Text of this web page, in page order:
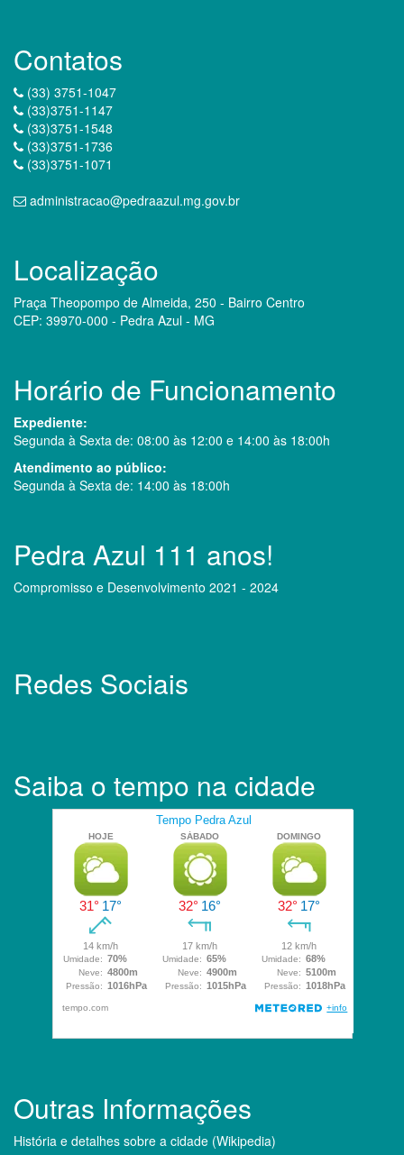
Contatos
(33) 3751-1047
(33)3751-1147
(33)3751-1548
(33)3751-1736
(33)3751-1071
administracao@pedraazul.mg.gov.br
Localização
Praça Theopompo de Almeida, 250 - Bairro Centro
CEP: 39970-000 - Pedra Azul - MG
Horário de Funcionamento
Expediente:
Segunda à Sexta de: 08:00 às 12:00 e 14:00 às 18:00h
Atendimento ao público:
Segunda à Sexta de: 14:00 às 18:00h
Pedra Azul 111 anos!
Compromisso e Desenvolvimento 2021 - 2024
Redes Sociais
Saiba o tempo na cidade
Outras Informações
História e detalhes sobre a cidade (Wikipedia)